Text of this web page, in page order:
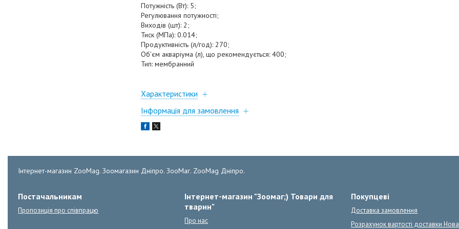
Потужність (Вт): 5;
Регулювання потужності;
Виходів (шт): 2;
Тиск (МПа): 0.014;
Продуктивність (л/год): 270;
Об'єм акваріума (л), що рекомендується: 400;
Тип: мембранний
Характеристики
Інформація для замовлення
Інтернет-магазин ZooMag. Зоомагазин Дніпро. ЗооМаг. ZooMag Дніпро.
Постачальникам
Пропозиція про співпрацю
Інтернет-магазин "Зоомаг;) Товари для
тварин"
Про нас
Покупцеві
Доставка замовлення
Розрахунок вартості доставки